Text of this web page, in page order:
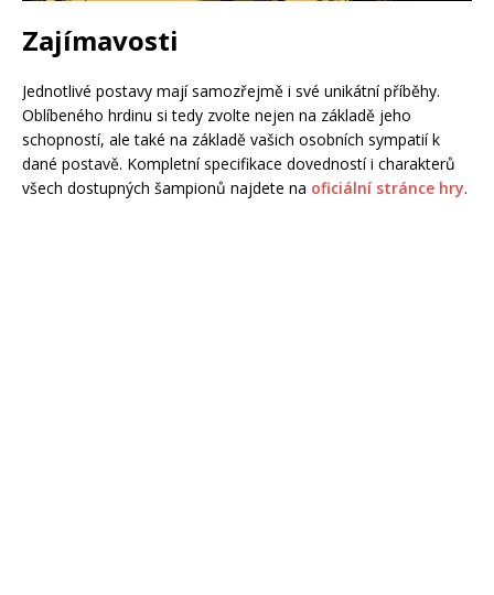
Zajímavosti
Jednotlivé postavy mají samozřejmě i své unikátní příběhy.
Oblíbeného hrdinu si tedy zvolte nejen na základě jeho
schopností, ale také na základě vašich osobních sympatií k
dané postavě. Kompletní specifikace dovedností i charakterů
všech dostupných šampionů najdete na oficiální stránce hry.